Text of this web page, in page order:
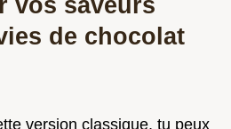
de chocolat
version classique, tu peux